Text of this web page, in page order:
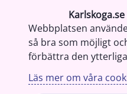
Webbplatsen
så bra som möjligt
förbättra den
Läs mer om våra